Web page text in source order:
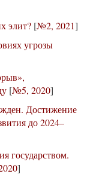
элит? [№2, 2021]
угрозы
[№5, 2020]
Достижение
до 2024–
государством.
]